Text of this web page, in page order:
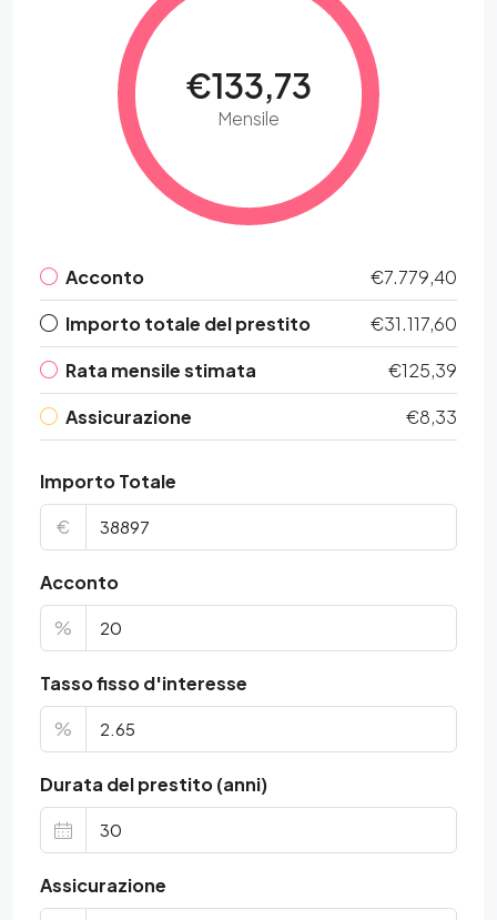
€133,73
Mensile
Acconto
€7.779,40
Importo totale del prestito
€31.117,60
Rata mensile stimata
€125,39
Assicurazione
€8,33
Importo Totale
€
Acconto
%
Tasso fisso d'interesse
%
Durata del prestito (anni)
Assicurazione